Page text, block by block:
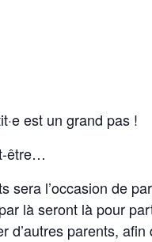
est un grand pas !
être…
sera l’occasion de
là seront là pour
d’autres parents,